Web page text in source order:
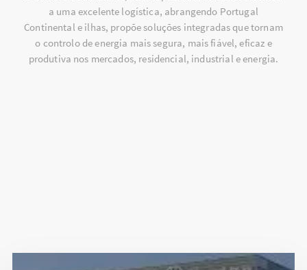
a uma excelente logística, abrangendo Portugal
Continental e ilhas, propõe soluções integradas que tornam
o controlo de energia mais segura, mais fiável, eficaz e
produtiva nos mercados, residencial, industrial e energia.